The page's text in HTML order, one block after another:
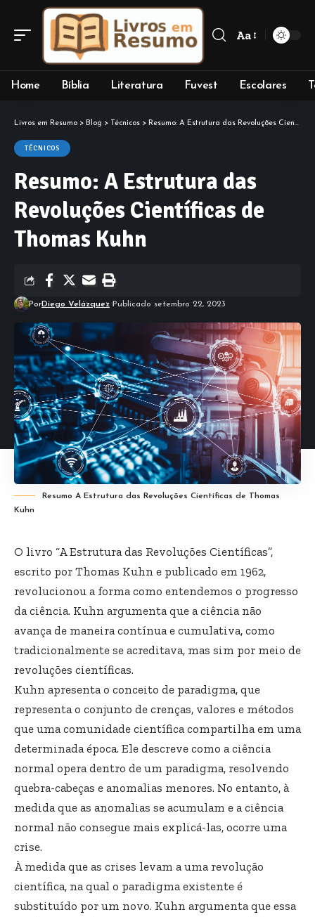
Font
Aa
Home Bíblia Literatura Fuvest Escolares
Livros em Resumo > Blog > Técnicos > Resumo: A Estrutura das Revoluções Científicas de Thomas Kuhn
TÉCNICOS
Resumo: A Estrutura das
Revoluções Científicas de
Thomas Kuhn
PorDiego Velázquez Publicado setembro 22, 2023
Resumo A Estrutura das Revoluções Científicas de Thomas
Kuhn
O livro “A Estrutura das Revoluções Científicas”,
escrito por Thomas Kuhn e publicado em 1962,
revolucionou a forma como entendemos o progresso
da ciência. Kuhn argumenta que a ciência não
avança de maneira contínua e cumulativa, como
tradicionalmente se acreditava, mas sim por meio de
revoluções científicas.
Kuhn apresenta o conceito de paradigma, que
representa o conjunto de crenças, valores e métodos
que uma comunidade científica compartilha em uma
determinada época. Ele descreve como a ciência
normal opera dentro de um paradigma, resolvendo
quebra-cabeças e anomalias menores. No entanto, à
medida que as anomalias se acumulam e a ciência
normal não consegue mais explicá-las, ocorre uma
crise.
À medida que as crises levam a uma revolução
científica, na qual o paradigma existente é
substituído por um novo. Kuhn argumenta que essa